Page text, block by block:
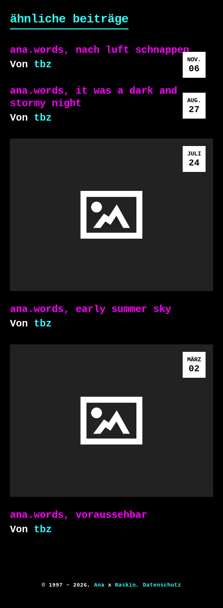
ähnliche beiträge
NOV.
06
ana.words, nach luft schnappen
Von tbz
AUG.
27
ana.words, it was a dark and
stormy night
Von tbz
JULI
24
ana.words, early summer sky
Von tbz
MÄRZ
02
ana.words, voraussehbar
Von tbz
© 1997 – 2026, Ana x Raskin, Datenschutz